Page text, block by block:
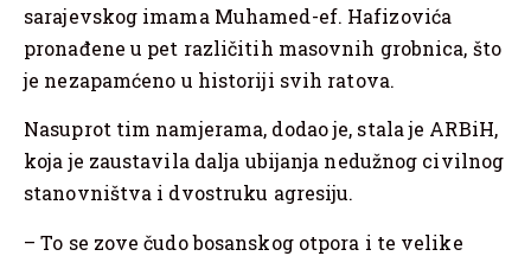
sarajevskog imama Muhamed-ef. Hafizovića
pronađene u pet različitih masovnih grobnica, što
je nezapamćeno u historiji svih ratova.
Nasuprot tim namjerama, dodao je, stala je ARBiH,
koja je zaustavila dalja ubijanja nedužnog civilnog
stanovništva i dvostruku agresiju.
– To se zove čudo bosanskog otpora i te velike